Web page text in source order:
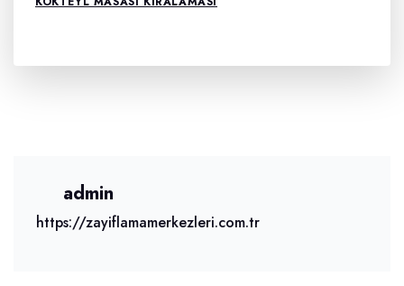
admin
https://zayiflamamerkezleri.com.tr